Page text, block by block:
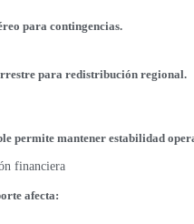
para contingencias.
para redistribución regional.
permite mantener estabilidad
financiera
afecta: